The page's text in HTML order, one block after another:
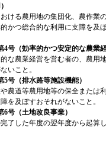
ける農用地の集団化、農作業
かつ総合的な利用に支障を及
4号（効率的かつ安定的な農業
な農業経営を営む者の、農用
いこと。
5号（排水路等施設機能）
農道等農用地等の保全または
を及ぼすおそれがないこと。
6号（土地改良事業）
了した年度の翌年度から起算